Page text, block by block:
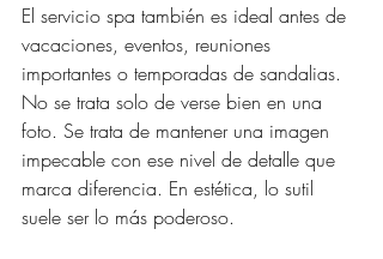
El servicio spa también es ideal antes de
vacaciones, eventos, reuniones
importantes o temporadas de sandalias.
No se trata solo de verse bien en una
foto. Se trata de mantener una imagen
impecable con ese nivel de detalle que
marca diferencia. En estética, lo sutil
suele ser lo más poderoso.